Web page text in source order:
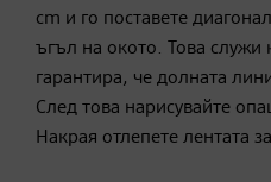
cm и го поставете
ъгъл на окото. Това служи
гарантира, че долната
След това нарисувайте
Накрая отлепете лентата